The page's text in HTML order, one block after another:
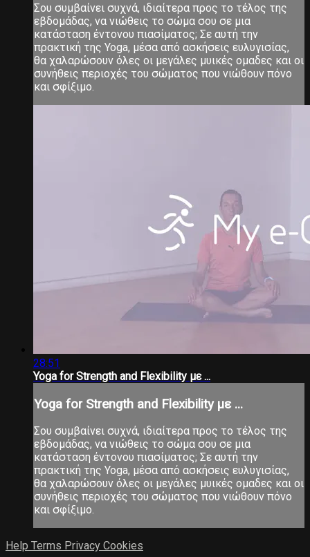
Σου συμβαίνει συχνά, ιδιαίτερα προς το τέλος της
εβδομάδας, να νιώθεις το σώμα σου σε μια
κατάσταση έντονου πιασίματος; Σε αυτή την
πρακτική της Yoga, μέσα από ασκήσεις ευλυγισίας,
θα χαλαρώσουν όλες οι μεγάλες μυικές ομαδες και οι
συνήθεις περιοχές του σώματος που νιώθουν πόνο
και σφίξιμο.
28:51
Yoga for Strength and Flexibility με ...
Yoga for Strength and Flexibility με ...
Σου συμβαίνει συχνά, ιδιαίτερα προς το τέλος της
εβδομάδας, να νιώθεις το σώμα σου σε μια
κατάσταση έντονου πιασίματος; Σε αυτή την
πρακτική της Yoga, μέσα από ασκήσεις ευλυγισίας,
θα χαλαρώσουν όλες οι μεγάλες μυικές ομαδες και οι
συνήθεις περιοχές του σώματος που νιώθουν πόνο
και σφίξιμο.
Help Terms Privacy Cookies